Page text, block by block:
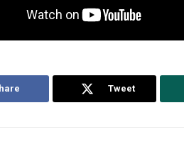
Tweet